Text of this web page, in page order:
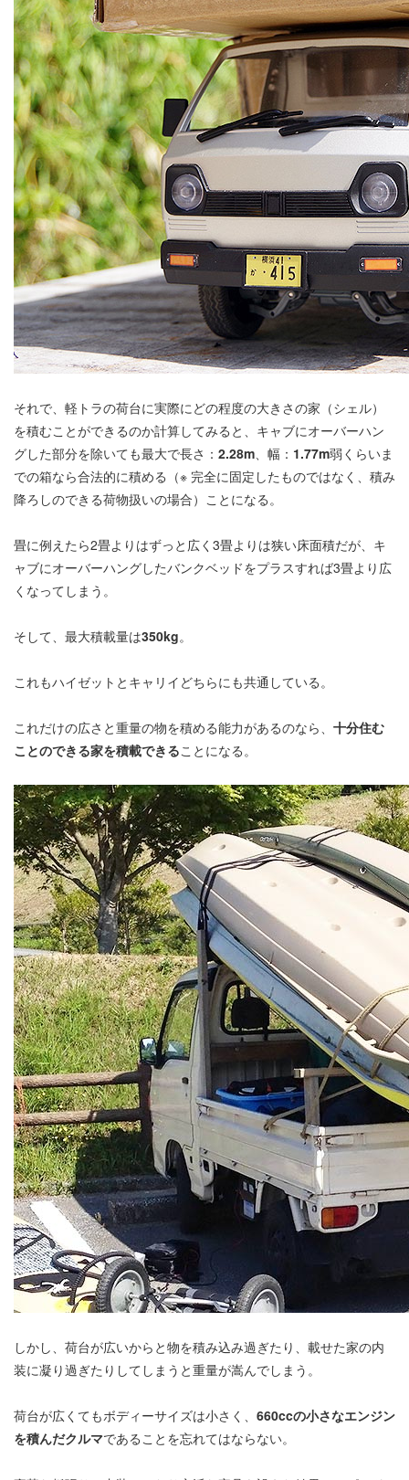
それで、軽トラの荷台に実際にどの程度の大きさの家（シェル）
を積むことができるのか計算してみると、キャブにオーバーハン
グした部分を除いても最大で長さ： 2.28m、幅： 1.77m弱くらいま
での箱なら合法的に積める（※ 完全に固定したものではなく、積み
降ろしのできる荷物扱いの場合）ことになる。
畳に例えたら2畳よりはずっと広く3畳よりは狭い床面積だが、キ
ャブにオーバーハングしたバンクベッドをプラスすれば3畳より広
くなってしまう。
そして、最大積載量は350kg。
これもハイゼットとキャリイどちらにも共通している。
これだけの広さと重量の物を積める能力があるのなら、 十分住む
ことのできる家を積載できることになる。
しかし、荷台が広いからと物を積み込み過ぎたり、載せた家の内
装に凝り過ぎたりしてしまうと重量が嵩んでしまう。
荷台が広くてもボディーサイズは小さく、 660ccの小さなエンジン
を積んだクルマであることを忘れてはならない。